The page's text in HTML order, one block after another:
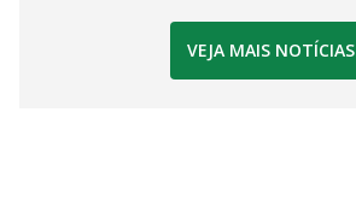
VEJA MAIS NOTÍCIAS